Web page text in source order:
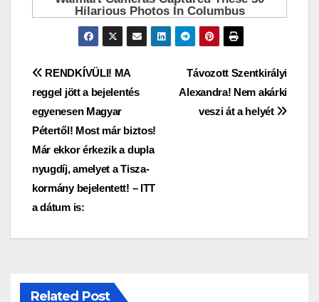
Bejegyzés
navigáció
Távozott Szentkirályi
Alexandra! Nem akárki
veszi át a helyét
RENDKÍVÜLI! MA
reggel jött a bejelentés
egyenesen Magyar
Pétertől! Most már biztos!
Már ekkor érkezik a dupla
nyugdíj, amelyet a Tisza-
kormány bejelentett! – ITT
a dátum is:
Related Post